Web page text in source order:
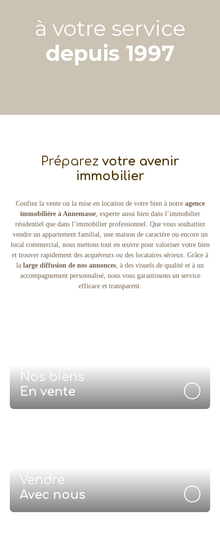
à votre service
depuis 1997
Préparez votre avenir
immobilier
Confiez la vente ou la mise en location de votre bien à notre agence
immobilière à Annemasse, experte aussi bien dans l’immobilier
résidentiel que dans l’immobilier professionnel. Que vous souhaitiez
vendre un appartement familial, une maison de caractère ou encore un
local commercial, nous mettons tout en œuvre pour valoriser votre bien
et trouver rapidement des acquéreurs ou des locataires sérieux. Grâce à
la large diffusion de nos annonces , à des visuels de qualité et à un
accompagnement personnalisé, nous vous garantissons un service
efficace et transparent.
Nos biens
En vente
Vendre
Avec nous